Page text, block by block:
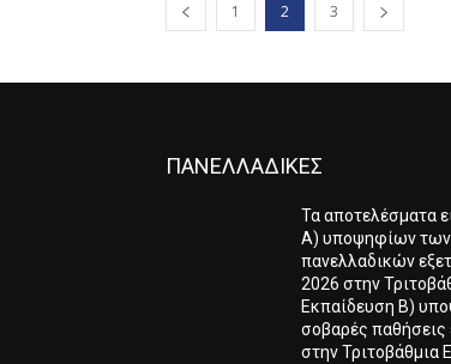
1 2 3
ΠΑΝΕΛΛΑΔΙΚΕΣ
Τα αποτελέσματα
Α) υποψηφίων των
πανελλαδικών
2026 στην
Εκπαίδευση Β)
σοβαρές παθήσεις
στην Τριτοβάθμια